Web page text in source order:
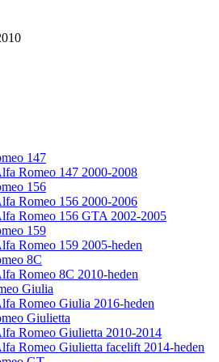
147
Romeo 147 2000-2008
156
Romeo 156 2000-2006
Romeo 156 GTA 2002-2005
159
Romeo 159 2005-heden
8C
Romeo 8C 2010-heden
Giulia
Romeo Giulia 2016-heden
Giulietta
Romeo Giulietta 2010-2014
Romeo Giulietta facelift 2014-heden